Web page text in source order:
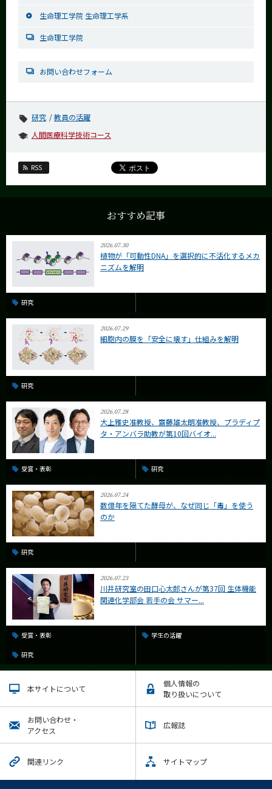
生命理工学院 生命理工学系
生命理工学院
お問い合わせフォーム
研究
教員の活躍
人間医療科学技術コース
RSS
おすすめ記事
2026.07.30
植物が「可動性DNA」を選択的に不活化するメカ
ニズムを解明
研究
2026.07.29
細胞内の膜を「安全に壊す」仕組みを解明
研究
2026.07.28
大上雅史准教授、齋藤雄太朗准教授、プラディプ
タ・アンバラ助教が第10回バイオ...
受賞・表彰 研究
2026.07.24
数億年を隔てた酵母が、なぜ同じ「毒」を使う
のか
研究
2026.07.23
川井研究室の田口心太郎さんが第37回 生体機能
関連化学部会 若手の会 サマー...
受賞・表彰 学生の活躍
研究
本サイトについて
個人情報の
取り扱いについて
お問い合わせ・
アクセス
広報誌
関連リンク サイトマップ